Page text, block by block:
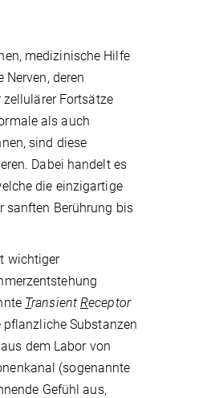
medizinische Hilfe
deren
Fortsätze
als auch
sind diese
Dabei handelt es
die einzigartige
sanften Berührung bis
wichtiger
TransientReceptor
pflanzliche Substanzen
dem Labor von
(sogenannte
Gefühl aus,